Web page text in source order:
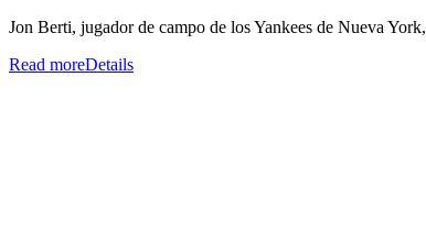
Jon Berti, jugador de campo de los Yankees de Nueva
Read moreDetails